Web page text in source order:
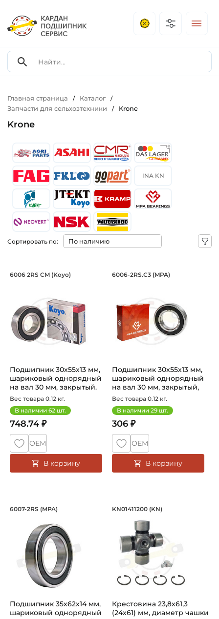
Главная страница / Каталог /
Запчасти для сельхозтехники / Krone
Krone
INA KN
Сортировать по:
Подшипник 30х55х13 мм, шариковый
6006 2RS CM (Koyo)
Подшипник 30х55х13 мм,
шариковый однорядный
на вал 30 мм, закрытый.
Арт...
Вес товара 0.12 кг.
В наличии 62 шт.
748.74 ₽
ОЕМ
В корзину
Подшипник
6006-2RS.С3 (MPA)
Подшипник 30х55х13 мм,
шариковый однорядный
на вал 30 мм, закрытый,
уве...
Вес товара 0.12 кг.
В наличии 29 шт.
306 ₽
ОЕМ
В корзину
Подшипник 35х62х14 мм, шариковый
6007-2RS (MPA)
Подшипник 35х62х14 мм,
шариковый однорядный
Крестовина
KN01411200 (KN)
Крестовина 23,8х61,3
(24х61) мм, диаметр чашки